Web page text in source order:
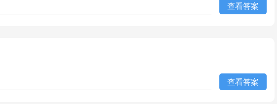
查看答案
查看答案